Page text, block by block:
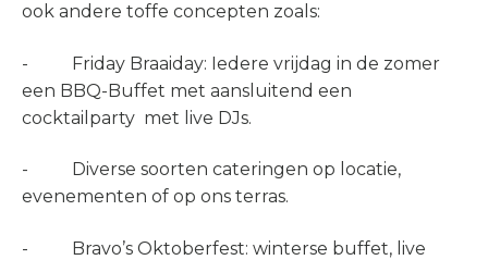
ook andere toffe concepten zoals:
- Friday Braaiday: Iedere vrijdag in de zomer
een BBQ-Buffet met aansluitend een
cocktailparty met live DJs.
- Diverse soorten cateringen op locatie,
evenementen of op ons terras.
- Bravo’s Oktoberfest: winterse buffet, live